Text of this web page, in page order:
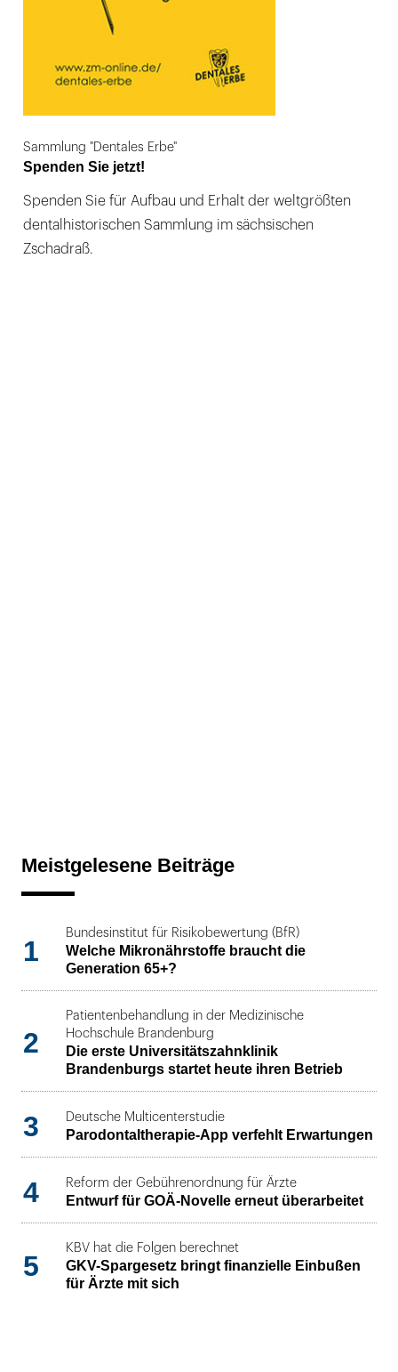
Sammlung "Dentales Erbe"
Spenden Sie jetzt!
Spenden Sie für Aufbau und Erhalt der weltgrößten
dentalhistorischen Sammlung im sächsischen
Zschadraß.
Meistgelesene Beiträge
1
Bundesinstitut für Risikobewertung (BfR)
Welche Mikronährstoffe braucht die
Generation 65+?
2
Patientenbehandlung in der Medizinische
Hochschule Brandenburg
Die erste Universitätszahnklinik
Brandenburgs startet heute ihren Betrieb
3 Deutsche Multicenterstudie
Parodontaltherapie-App verfehlt Erwartungen
4 Reform der Gebührenordnung für Ärzte
Entwurf für GOÄ-Novelle erneut überarbeitet
5
KBV hat die Folgen berechnet
GKV-Spargesetz bringt finanzielle Einbußen
für Ärzte mit sich